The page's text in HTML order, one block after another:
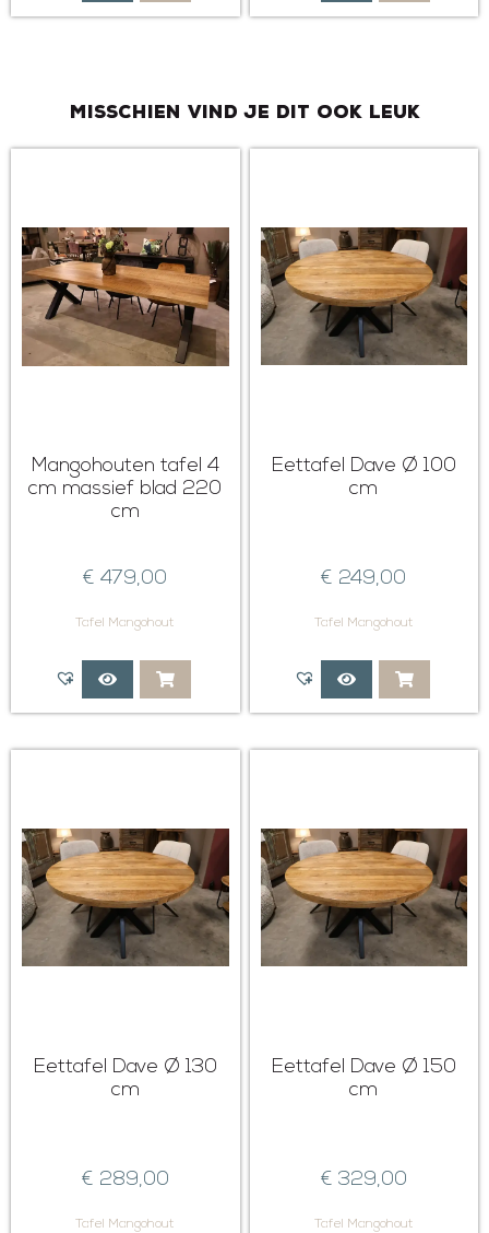
Misschien vind je dit ook leuk
Mangohouten tafel 4
cm massief blad 220
cm
€ 479,00
Tafel Mangohout
Eettafel Dave Ø 100
cm
€ 249,00
Tafel Mangohout
Eettafel Dave Ø 130
cm
€ 289,00
Tafel Mangohout
Eettafel Dave Ø 150
cm
€ 329,00
Tafel Mangohout